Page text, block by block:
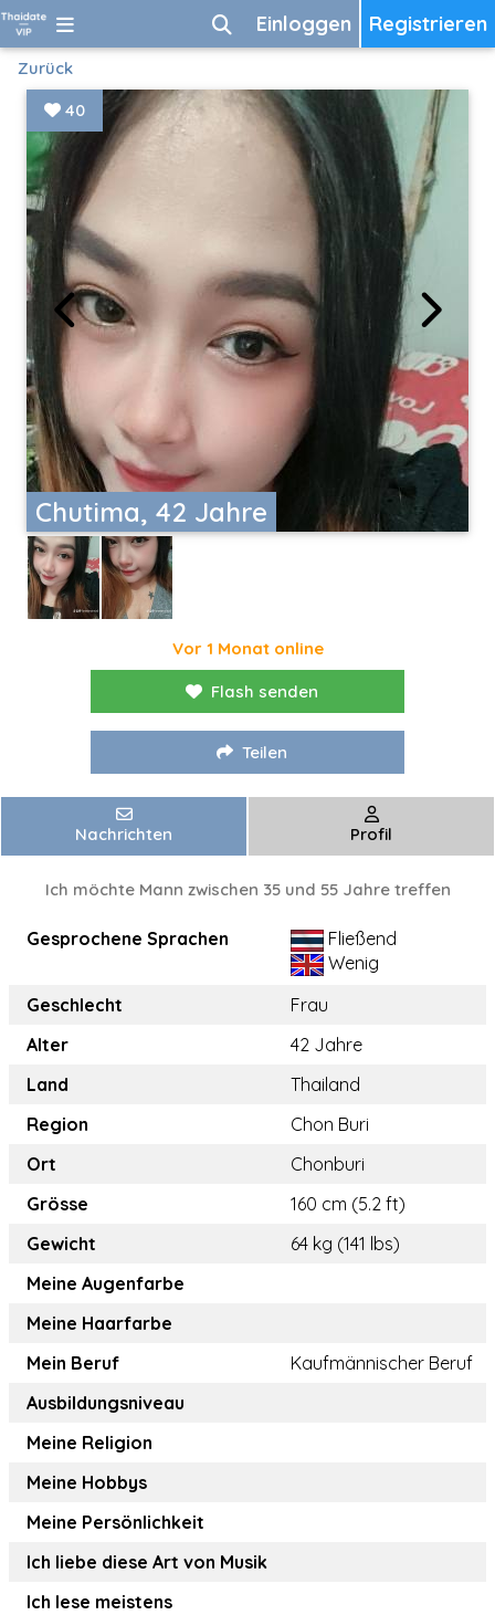
Registrieren
Einloggen
Zurück
Chutima, 42 Jahre
40
Vor 1 Monat online
Flash senden
Teilen
Nachrichten Profil
Ich möchte Mann zwischen 35 und 55 Jahre treffen
Gesprochene Sprachen
Fließend
Wenig
Geschlecht
Frau
Alter
42 Jahre
Land
Thailand
Region
Chon Buri
Ort
Chonburi
Grösse
160 cm (5.2 ft)
Gewicht
64 kg (141 lbs)
Meine Augenfarbe
Meine Haarfarbe
Mein Beruf
Kaufmännischer Beruf
Ausbildungsniveau
Meine Religion
Meine Hobbys
Meine Persönlichkeit
Ich liebe diese Art von Musik
Ich lese meistens